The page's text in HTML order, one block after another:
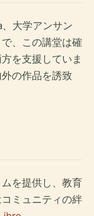
大学アンサン
、この講堂は確
を支援していま
の作品を誘致
を提供し、教育
ミュニティの絆